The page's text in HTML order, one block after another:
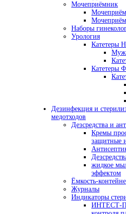
Мочеприёмник
Наборы
Урология
Катетеры
Катетеры
Дезинфекция и
медотходов
Дезсредства и
Кремы
защитные
жидкое
эффектом
Ёмкость-
Журналы
Индикаторы
ИНТЕСТ-П